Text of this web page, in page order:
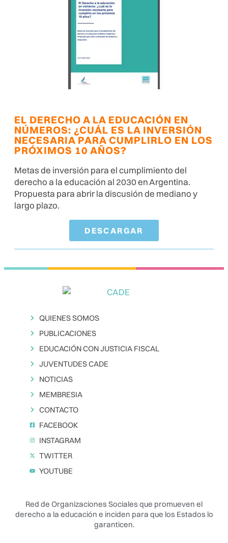
EL DERECHO A LA EDUCACIÓN EN
NÚMEROS: ¿CUÁL ES LA INVERSIÓN
NECESARIA PARA CUMPLIRLO EN LOS
PRÓXIMOS 10 AÑOS?
Metas de inversión para el cumplimiento del
derecho a la educación al 2030 en Argentina.
Propuesta para abrir la discusión de mediano y
largo plazo.
DESCARGAR
QUIENES SOMOS
PUBLICACIONES
EDUCACIÓN CON JUSTICIA FISCAL
JUVENTUDES CADE
NOTICIAS
MEMBRESIA
CONTACTO
FACEBOOK
INSTAGRAM
TWITTER
YOUTUBE
Red de Organizaciones Sociales que promueven el
derecho a la educación e inciden para que los Estados lo
garanticen.️